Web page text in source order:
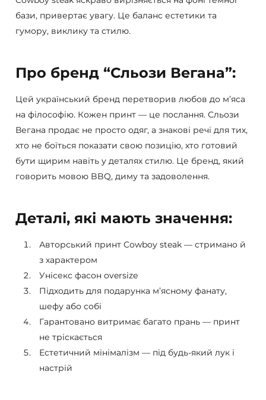
бази, привертає увагу. Це баланс естетики та
гумору, виклику та стилю.
Про бренд “Сльози Вегана”:
Цей український бренд перетворив любов до м’яса
на філософію. Кожен принт — це послання. Сльози
Вегана продає не просто одяг, а знакові речі для тих,
хто не боїться показати свою позицію, хто готовий
бути щирим навіть у деталях стилю. Це бренд, який
говорить мовою BBQ, диму та задоволення.
Деталі, які мають значення:
Авторський принт Cowboy steak — стримано й
з характером
Унісекс фасон oversize
Підходить для подарунка м’ясному фанату,
шефу або собі
Гарантовано витримає багато прань — принт
не тріскається
Естетичний мінімалізм — під будь-який лук і
настрій